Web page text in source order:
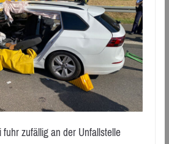
zufällig an der Unfallstelle